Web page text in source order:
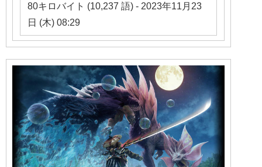
80キロバイト (10,237 語) - 2023年11月23
日 (木) 08:29